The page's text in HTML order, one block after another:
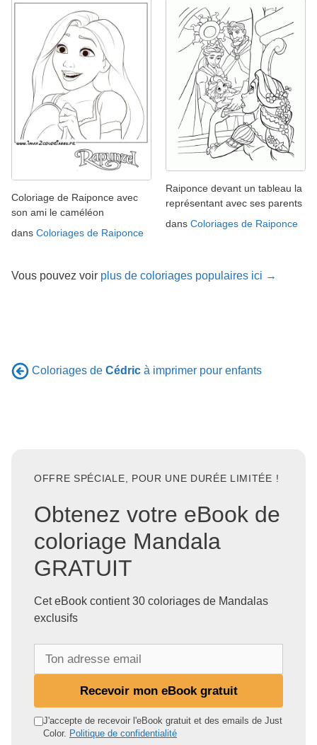
Coloriage de Raiponce avec
son ami le caméléon
dans Coloriages de Raiponce
Raiponce devant un tableau la
représentant avec ses parents
dans Coloriages de Raiponce
Vous pouvez voir plus de coloriages populaires ici →
Coloriages de Cédric à imprimer pour enfants
OFFRE SPÉCIALE, POUR UNE DURÉE LIMITÉE !
Obtenez votre eBook de
coloriage Mandala
GRATUIT
Cet eBook contient 30 coloriages de Mandalas
exclusifs
d
Recevoir mon eBook gratuit
J'accepte de recevoir l'eBook gratuit et des emails de Just
Color. Politique de confidentialité